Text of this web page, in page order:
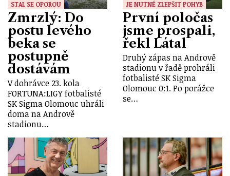
STAL SE OPOROU
Zmrzlý: Do
postu levého
beka se
postupně
dostávám
V dohrávce 23. kola
FORTUNA:LIGY fotbalisté
SK Sigma Olomouc uhráli
doma na Andrově
stadionu…
JE NUTNÉ ZLEPŠIT POHYB
První poločas
jsme prospali,
řekl Látal
Druhý zápas na Andrově
stadionu v řadě prohráli
fotbalisté SK Sigma
Olomouc 0:1. Po porážce
se…